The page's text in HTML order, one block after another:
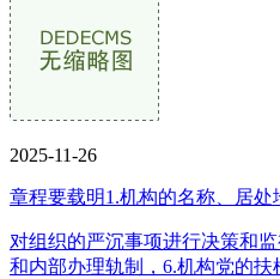
2025-11-26
章程要载明1.机构的名称、居处
对组织的严沉事项进行决策和
和内部办理轨制，6.机构党的